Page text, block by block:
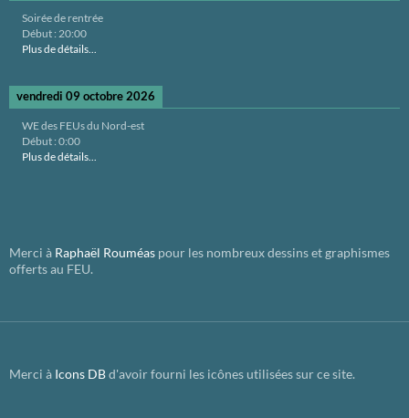
Soirée de rentrée
Début : 20:00
Plus de détails...
vendredi 09 octobre 2026
WE des FEUs du Nord-est
Début : 0:00
Plus de détails...
Merci à Raphaël Rouméas pour les nombreux dessins et graphismes
offerts au FEU.
Merci à Icons DBd'avoir fourni les icônes utilisées sur ce site.